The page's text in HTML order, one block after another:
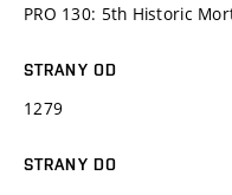
PRO 130: 5th Historic
STRANY OD
1279
STRANY DO